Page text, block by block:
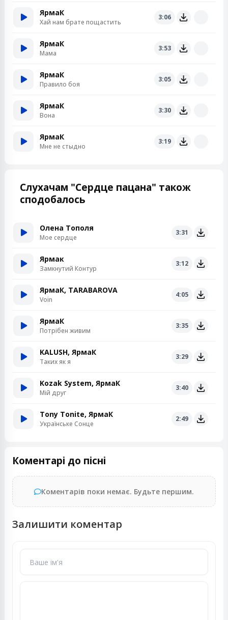
ЯрмаК
Хай нам брате пощастить
3:06
ЯрмаК
Мама
3:53
ЯрмаК
Правило боя
3:05
ЯрмаК
Вона
3:30
ЯрмаК
Мне не стыдно
3:19
Слухачам "Сердце пацана" також
сподобалось
Олена Тополя
Мое сердце
3:31
Ярмак
Замкнутий Контур
3:12
ЯрмаК, TARABAROVA
Voin
4:05
ЯрмаК
Потрібен живим
3:35
KALUSH, ЯрмаК
Таких як я
3:29
Kozak System, ЯрмаК
Мій друг
3:40
Tony Tonite, ЯрмаК
Українське Сонце
2:49
Коментарі до пісні
Коментарів поки немає. Будьте першим.
Залишити коментар